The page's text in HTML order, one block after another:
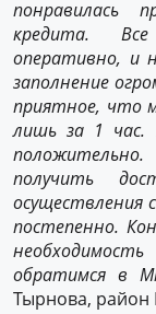
понравилась
кредита.
оперативно, и
заполнение
приятное, что
лишь за 1 час.
получить
осуществления
постепенно.
обратимся в
Тырнова, район